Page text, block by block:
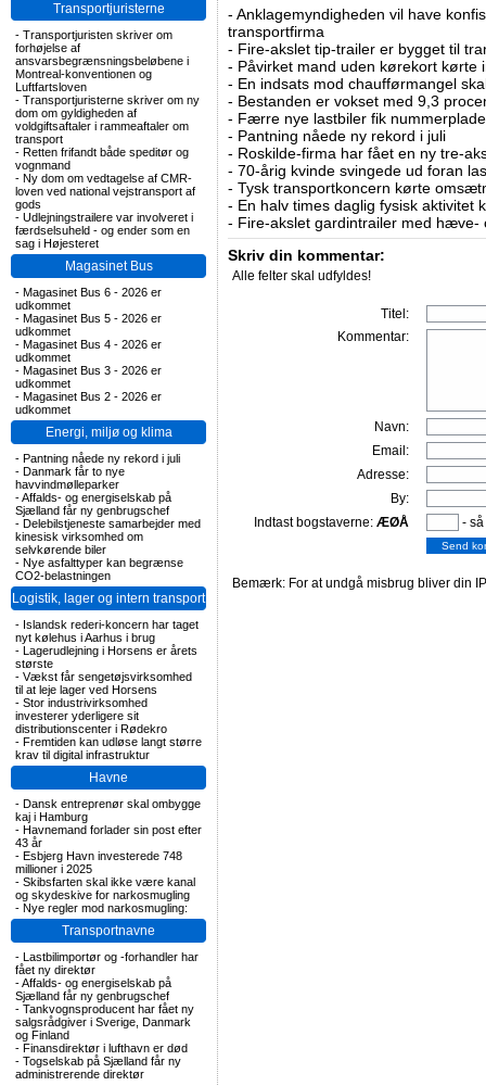
Transportjuristerne
- Transportjuristen skriver om
forhøjelse af
ansvarsbegrænsningsbeløbene i
Montreal-konventionen og
Luftfartsloven
- Transportjuristerne skriver om ny
dom om gyldigheden af
voldgiftsaftaler i rammeaftaler om
transport
- Retten frifandt både speditør og
vognmand
- Ny dom om vedtagelse af CMR-
loven ved national vejstransport af
gods
- Udlejningstrailere var involveret i
færdselsuheld - og ender som en
sag i Højesteret
Magasinet Bus
- Magasinet Bus 6 - 2026 er
udkommet
- Magasinet Bus 5 - 2026 er
udkommet
- Magasinet Bus 4 - 2026 er
udkommet
- Magasinet Bus 3 - 2026 er
udkommet
- Magasinet Bus 2 - 2026 er
udkommet
Energi, miljø og klima
- Pantning nåede ny rekord i juli
- Danmark får to nye
havvindmølleparker
-Affalds- og energiselskab på
Sjælland får ny genbrugschef
- Delebilstjeneste samarbejder med
kinesisk virksomhed om
selvkørende biler
- Nye asfalttyper kan begrænse
CO2-belastningen
Logistik, lager og intern transport
- Islandsk rederi-koncern har taget
nyt kølehus i Aarhus i brug
- Lagerudlejning i Horsens er årets
største
- Vækst får sengetøjsvirksomhed
til at leje lager ved Horsens
- Stor industrivirksomhed
investerer yderligere sit
distributionscenter i Rødekro
- Fremtiden kan udløse langt større
krav til digital infrastruktur
Havne
- Dansk entreprenør skal ombygge
kaj i Hamburg
- Havnemand forlader sin post efter
43 år
- Esbjerg Havn investerede 748
millioner i 2025
- Skibsfarten skal ikke være kanal
og skydeskive for narkosmugling
- Nye regler mod narkosmugling:
Transportnavne
- Lastbilimportør og -forhandler har
fået ny direktør
-Affalds- og energiselskab på
Sjælland får ny genbrugschef
- Tankvognsproducent har fået ny
salgsrådgiver i Sverige, Danmark
og Finland
- Finansdirektør i lufthavn er død
- Togselskab på Sjælland får ny
administrerende direktør
- Anklagemyndigheden vil have
transportfirma
- Fire-akslet tip-trailer er bygget til
- Påvirket mand uden kørekort kørte
- En indsats mod chaufførmangel
- Bestanden er vokset med 9,3
- Færre nye lastbiler fik
- Pantning nåede ny rekord i juli
- Roskilde-firma har fået en ny tre-
- 70-årig kvinde svingede ud foran
- Tysk transportkoncern kørte
- En halv times daglig fysisk aktivitet
- Fire-akslet gardintrailer med hæve-
Skriv din kommentar:
Alle felter skal udfyldes!
Titel:
Kommentar:
Navn:
Email:
Adresse:
By:
Indtast bogstaverne: ÆØÅ -
Bemærk: For at undgå misbrug bliver din